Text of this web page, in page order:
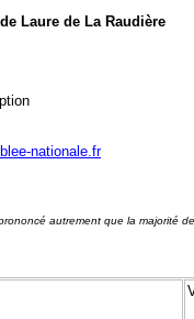
Laure de La Raudière
nationale.fr
autrement que la majorité